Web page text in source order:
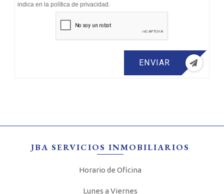
indica en la política de privacidad.
ENVIAR
JBA SERVICIOS INMOBILIARIOS
Horario de Oficina
Lunes a Viernes